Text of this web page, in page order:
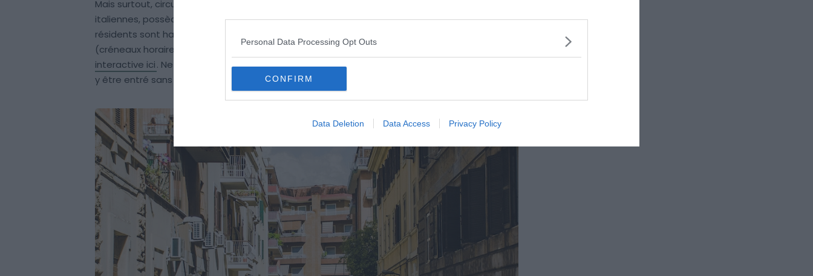
Personal Data Processing Opt Outs
CONFIRM
Data Deletion Data Access Privacy Policy
Mais surtout, circuler en centre-ville est très compliqué. Naples, comme beaucoup de villes
italiennes, possède ses ZTL, des « Zones à Trafic Limité » : des périmètres où seuls les
résidents sont habilités à circuler. Vous trouverez plus de détails sur les ZTL de Naples
(créneaux horaires et délimitations) sur
le site officiel de la ville de Naples
interactive ici. Ne jouez pas avec les ZTL : elles sont surveillées par caméras, et l’amende pour
y être entré sans autorisation est plutôt salée !